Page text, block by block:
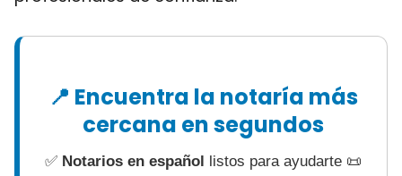
📍 Encuentra la notaría más
cercana en segundos
✅ Notarios en español listos para ayudarte 📜